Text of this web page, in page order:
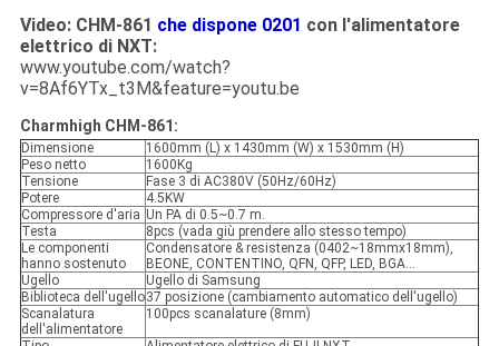
Video: CHM-861 che dispone 0201 con l'alimentatore
elettrico di NXT:
www.youtube.com/watch?
v=8Af6YTx_t3M&feature=youtu.be
Charmhigh CHM-861:
Dimensione
1600mm (L) x 1430mm (W) x 1530mm (H)
Peso netto
1600Kg
Tensione
Fase 3 di AC380V (50Hz/60Hz)
Potere
4.5KW
Compressore d'aria Un PA di 0.5~0.7 m.
Testa
8pcs (vada giù prendere allo stesso tempo)
Le componenti
hanno sostenuto
Condensatore & resistenza (0402~18mmx18mm),
BEONE, CONTENTINO, QFN, QFP, LED, BGA…
Ugello
Ugello di Samsung
Biblioteca dell'ugello37 posizione (cambiamento automatico dell'ugello)
Scanalatura
dell'alimentatore
100pcs scanalature (8mm)